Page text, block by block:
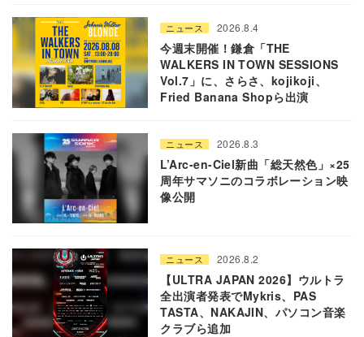
ニュース 2026.8.4
今週末開催！鎌倉「THE
WALKERS IN TOWN SESSIONS
Vol.7」に、さらさ、kojikoji、
Fried Banana Shopら出演
ニュース 2026.8.3
L’Arc-en-Ciel新曲「総天然色」×25
周年サマソニのコラボレーション映
像公開
ニュース 2026.8.2
【ULTRA JAPAN 2026】ウルトラ
全出演者発表でMykris、PAS
TASTA、NAKAJIN、パソコン音楽
クラブら追加